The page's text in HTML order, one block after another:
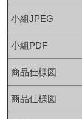
小組JPEG
小組PDF
商品仕様図
商品仕様図